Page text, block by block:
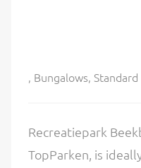
, Bungalows, Standard
Recreatiepark
TopParken, is